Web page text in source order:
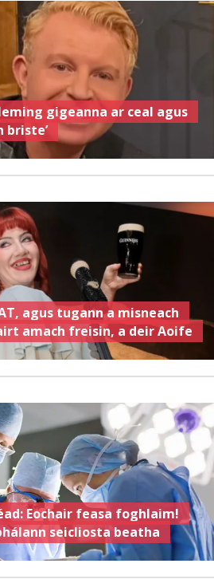
gigeanna ar ceal agus
briste’
agus tugann a misneach
amach freisin, a deir Aoife
Eochair feasa foghlaim!
seicliosta beatha